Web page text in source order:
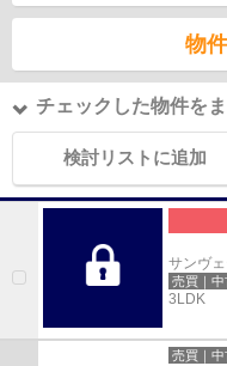
物
チェックした物件を
検討リストに追加
サンヴ
売買｜
3LDK
売買｜中